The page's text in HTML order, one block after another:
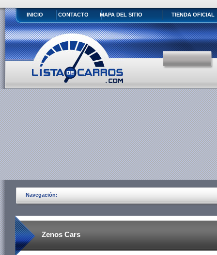
INICIO CONTACTO MAPA DEL SITIO TIENDA OFICIAL
Navegación:
Zenos Cars